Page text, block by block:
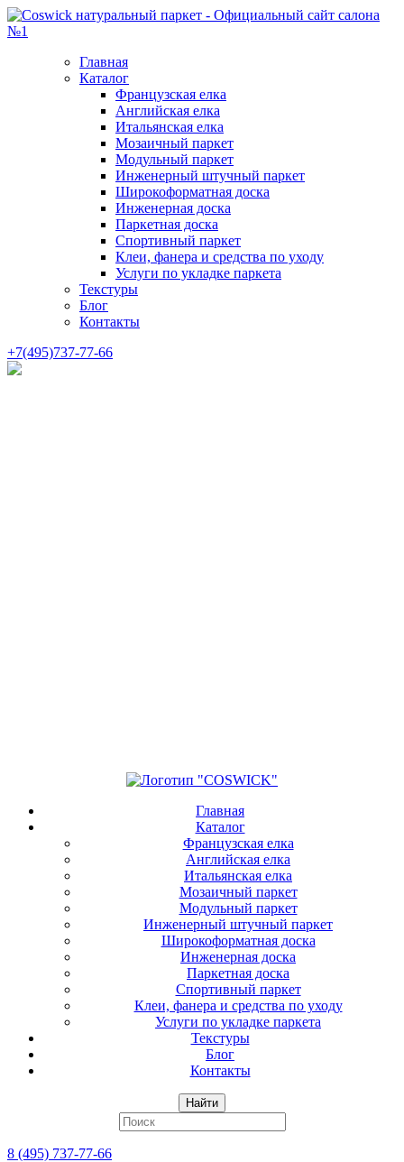
Главная
Каталог
Французская елка
Английская елка
Итальянская елка
Мозаичный паркет
Модульный паркет
Инженерный штучный паркет
Широкоформатная доска
Инженерная доска
Паркетная доска
Спортивный паркет
Клеи, фанера и средства по уходу
Услуги по укладке паркета
Текстуры
Блог
Контакты
+7(495)737-77-66
Главная
Каталог
Французская елка
Английская елка
Итальянская елка
Мозаичный паркет
Модульный паркет
Инженерный штучный паркет
Широкоформатная доска
Инженерная доска
Паркетная доска
Спортивный паркет
Клеи, фанера и средства по уходу
Услуги по укладке паркета
Текстуры
Блог
Контакты
Найти
8 (495) 737-77-66